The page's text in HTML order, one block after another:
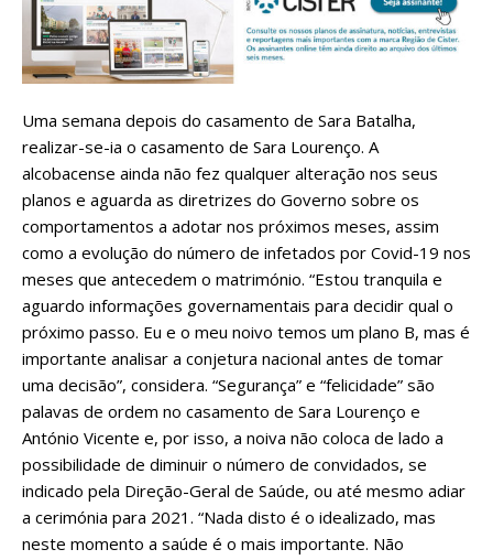
Uma semana depois do casamento de Sara Batalha,
realizar-se-ia o casamento de Sara Lourenço. A
alcobacense ainda não fez qualquer alteração nos seus
planos e aguarda as diretrizes do Governo sobre os
comportamentos a adotar nos próximos meses, assim
como a evolução do número de infetados por Covid-19 nos
meses que antecedem o matrimónio. “Estou tranquila e
aguardo informações governamentais para decidir qual o
próximo passo. Eu e o meu noivo temos um plano B, mas é
importante analisar a conjetura nacional antes de tomar
uma decisão”, considera. “Segurança” e “felicidade” são
palavas de ordem no casamento de Sara Lourenço e
António Vicente e, por isso, a noiva não coloca de lado a
possibilidade de diminuir o número de convidados, se
indicado pela Direção-Geral de Saúde, ou até mesmo adiar
a cerimónia para 2021. “Nada disto é o idealizado, mas
neste momento a saúde é o mais importante. Não